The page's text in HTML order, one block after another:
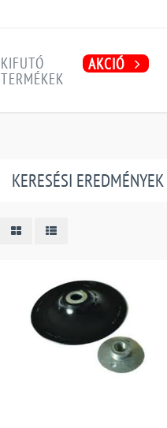
KIFUTÓ
TERMÉKEK
AKCIÓ
KERESÉSI EREDMÉNYEK